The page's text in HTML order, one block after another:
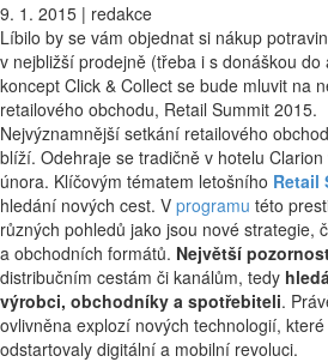
9. 1. 2015 | redakce
Líbilo by se vám objednat si nákup
v nejbližší prodejně (třeba i s donáškou
koncept Click & Collect se bude mluvit na
retailového obchodu, Retail Summit 2015.
Nejvýznamnější setkání retailového
blíží. Odehraje se tradičně v hotelu
února. Klíčovým tématem letošního Retail
hledání nových cest. V programu této
různých pohledů jako jsou nové strategie,
a obchodních formátů. Největší
distribučním cestám či kanálům, tedy
výrobci, obchodníky a spotřebiteli.
ovlivněna explozí nových technologií,
odstartovaly digitální a mobilní revoluci.